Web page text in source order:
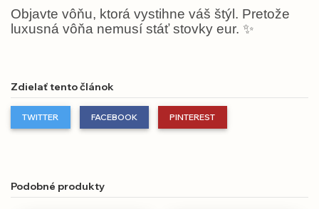
Objavte vôňu, ktorá vystihne váš štýl. Pretože
luxusná vôňa nemusí stáť stovky eur. ✨
Zdielať tento článok
TWITTER FACEBOOK PINTEREST
Podobné produkty